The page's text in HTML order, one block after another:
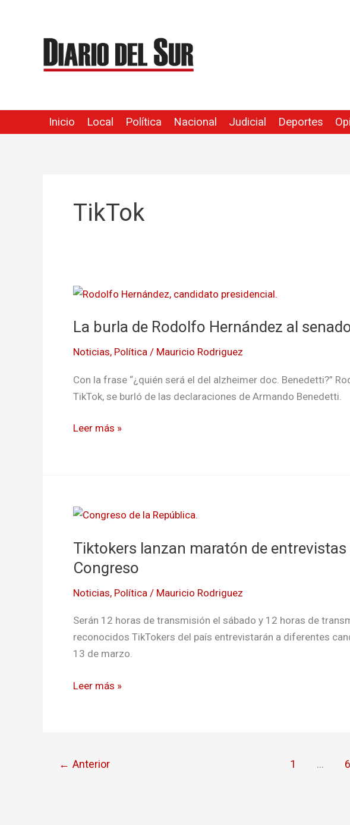
contenido
Inicio Local Política Nacional Judicial Deportes
TikTok
La burla de Rodolfo Hernández al
Noticias, Política / Mauricio Rodriguez
Con la frase “¿quién será el del alzheimer doc. Benedetti?”
TikTok, se burló de las declaraciones de Armando Benedetti.
La
de
Hernández
al
senador
Benedetti
Leer más »
Tiktokers lanzan maratón de
Congreso
Noticias, Política / Mauricio Rodriguez
Serán 12 horas de transmisión el sábado y 12 horas de
reconocidos TikTokers del país entrevistarán a diferentes
13 de marzo.
Tiktokers
maratón
de
entrevistas
de
Leer más »
← Anterior 1 … 6